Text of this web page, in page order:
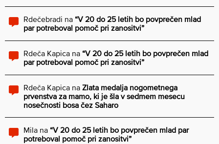
Rdečebradi na “V 20 do 25 letih bo povprečen mlad
par potreboval pomoč pri zanositvi”
Rdeča Kapica na “V 20 do 25 letih bo povprečen mlad
par potreboval pomoč pri zanositvi”
Rdeča Kapica na Zlata medalja nogometnega
prvenstva za mamo, ki je šla v sedmem mesecu
nosečnosti bosa čez Saharo
Mila na “V 20 do 25 letih bo povprečen mlad par
potreboval pomoč pri zanositvi”